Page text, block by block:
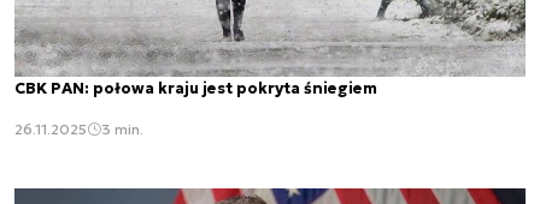
CBK PAN: połowa kraju jest pokryta śniegiem
26.11.2025 3 min.